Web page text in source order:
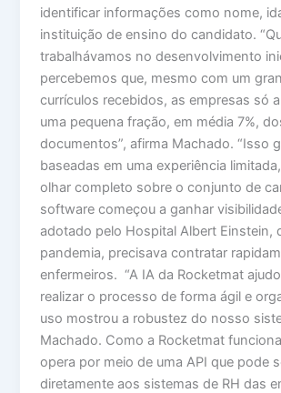
identificar informações como nome,
instituição de ensino do candidato.
trabalhávamos no desenvolvimento
percebemos que, mesmo com um
currículos recebidos, as empresas só
uma pequena fração, em média 7%,
documentos”, afirma Machado. “Isso
baseadas em uma experiência
olhar completo sobre o conjunto de
software começou a ganhar
adotado pelo Hospital Albert Einstein,
pandemia, precisava contratar
enfermeiros. “A IA da Rocketmat
realizar o processo de forma ágil e
uso mostrou a robustez do nosso
Machado. Como a Rocketmat
opera por meio de uma API que pode
diretamente aos sistemas de RH das